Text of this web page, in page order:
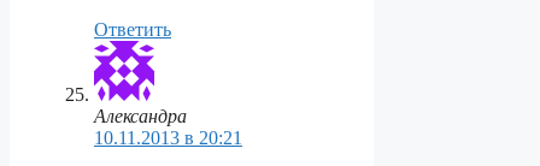
Ответить
Александра
10.11.2013 в 20:21